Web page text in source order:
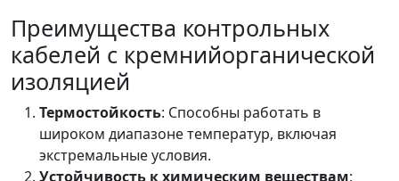
Преимущества контрольных
кабелей с кремнийорганической
изоляцией
Термостойкость: Способны работать в
широком диапазоне температур, включая
экстремальные условия.
Устойчивость к химическим веществам: